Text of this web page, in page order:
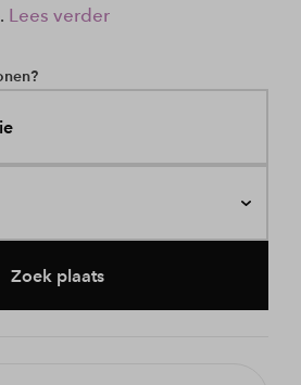
Lees verder
Zoek plaats